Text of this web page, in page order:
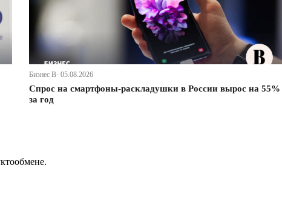
Бизнес В· 05.08.2026
Спрос на смартфоны-раскладушки в России вырос на 55%
за год